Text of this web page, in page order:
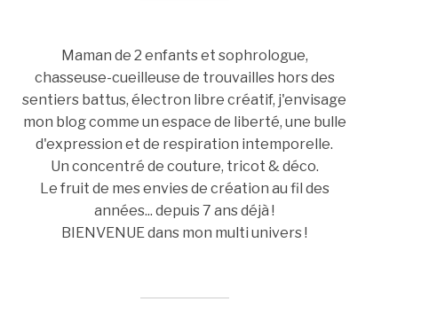
Maman de 2 enfants et sophrologue,
chasseuse-cueilleuse de trouvailles hors des
sentiers battus, électron libre créatif, j'envisage
mon blog comme un espace de liberté, une bulle
d'expression et de respiration intemporelle.
Un concentré de couture, tricot & déco.
Le fruit de mes envies de création au fil des
années... depuis 7 ans déjà !
BIENVENUE dans mon multi univers !